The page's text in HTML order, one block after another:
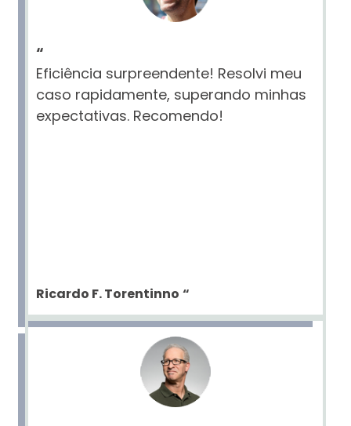
“
Eficiência surpreendente! Resolvi meu
caso rapidamente, superando minhas
expectativas. Recomendo!
Ricardo F. Torentinno “